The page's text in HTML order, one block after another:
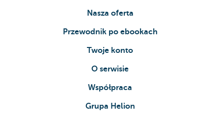
Nasza oferta
Przewodnik po ebookach
Twoje konto
O serwisie
Współpraca
Grupa Helion